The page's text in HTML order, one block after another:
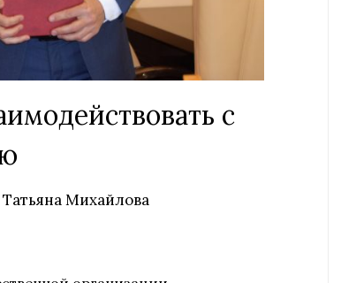
с
Татьяна Михайлова